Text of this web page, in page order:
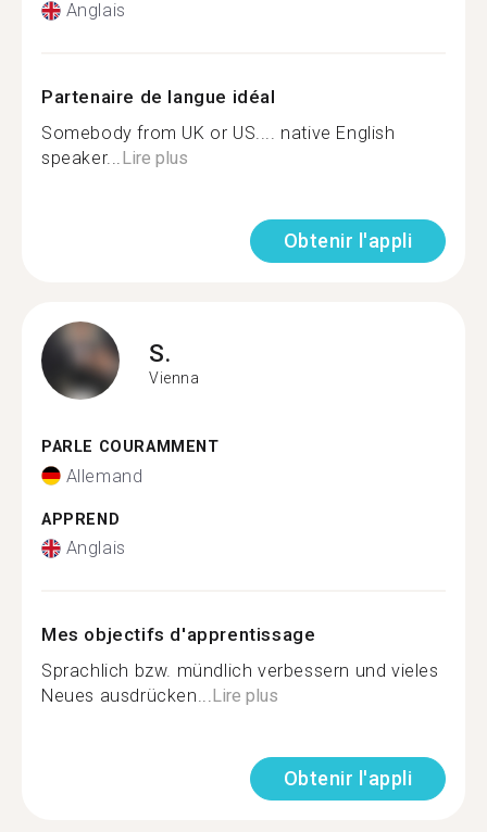
Anglais
Partenaire de langue idéal
Somebody from UK or US.... native English
speaker...Lire plus
Obtenir l'appli
S.
Vienna
PARLE COURAMMENT
Allemand
APPREND
Anglais
Mes objectifs d'apprentissage
Sprachlich bzw. mündlich verbessern und vieles
Neues ausdrücken...Lire plus
Obtenir l'appli